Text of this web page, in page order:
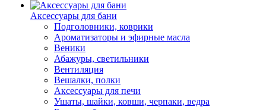
Аксессуары для бани
Подголовники, коврики
Ароматизаторы и эфирные масла
Веники
Абажуры, светильники
Вентиляция
Вешалки, полки
Аксессуары для печи
Ушаты, шайки, ковши, черпаки, ведра